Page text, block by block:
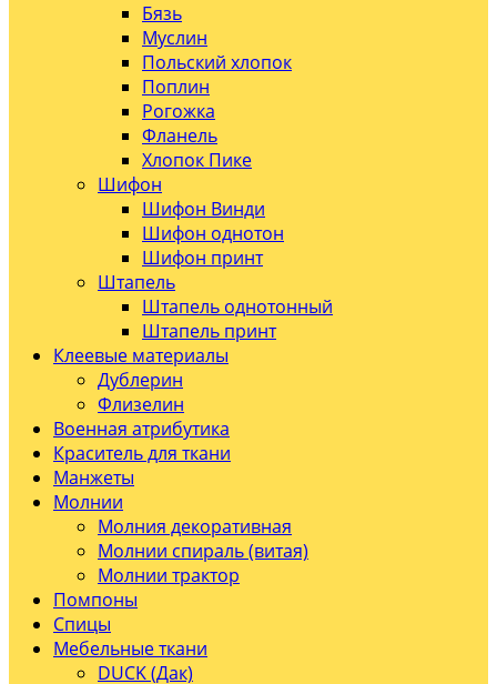
Бязь
Муслин
Польский хлопок
Поплин
Рогожка
Фланель
Хлопок Пике
Шифон
Шифон Винди
Шифон однотон
Шифон принт
Штапель
Штапель однотонный
Штапель принт
Клеевые материалы
Дублерин
Флизелин
Военная атрибутика
Краситель для ткани
Манжеты
Молнии
Молния декоративная
Молнии спираль (витая)
Молнии трактор
Помпоны
Спицы
Мебельные ткани
DUCK (Дак)